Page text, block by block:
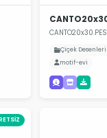
CANTO20x30.PES
Çiçek Desenleri
motif-evi